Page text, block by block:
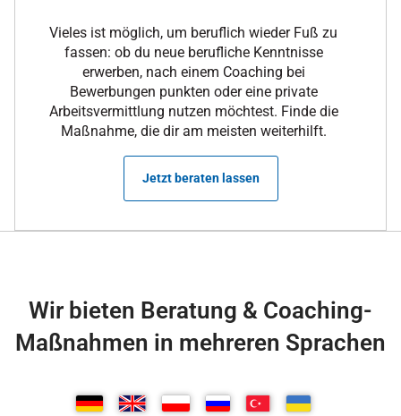
Vieles ist möglich, um beruflich wieder Fuß zu
fassen: ob du neue berufliche Kenntnisse
erwerben, nach einem Coaching bei
Bewerbungen punkten oder eine private
Arbeitsvermittlung nutzen möchtest. Finde die
Maßnahme, die dir am meisten weiterhilft.
Jetzt beraten lassen
Wir bieten Beratung & Coaching-
Maßnahmen in mehreren Sprachen